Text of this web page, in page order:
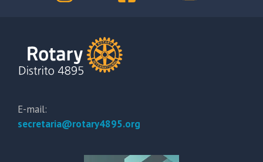
E-mail:
secretaria@rotary4895.org